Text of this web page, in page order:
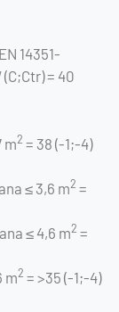
14351-
= 40
m2 = 38 (-1;-4)
≤ 3,6 m2 =
≤ 4,6 m2 =
m2 = >35 (-1;-4)